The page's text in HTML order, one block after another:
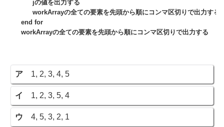
jの値を出力する
workArrayの全ての要素を先頭から順にコンマ区切りで出力する
end for
workArrayの全ての要素を先頭から順にコンマ区切りで出力する
ア 1, 2, 3, 4, 5
イ 1, 2, 3, 5, 4
ウ 4, 5, 3, 2, 1